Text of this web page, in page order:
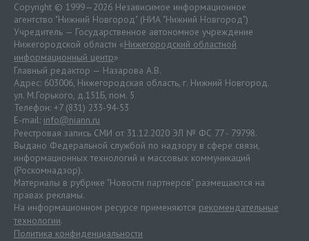
Copyright © 1999—2026 Независимое информационное
агентство "Нижний Новгород" (НИА "Нижний Новгород")
Учредитель — Государственное автономное учреждение
Нижегородской области «Нижегородский областной
информационный центр»
Главный редактор — Назарова А.В.
Адрес: 603006, Нижегородская область, г. Нижний Новгород.
ул. М.Горького, д.151Б, пом. 5
Телефон: +7 (831) 233-94-53
E-mail: info@niann.ru
Реестровая запись СМИ от 31.12.2020 ЭЛ № ФС 77 - 79798.
Выдано Федеральной службой по надзору в сфере связи,
информационных технологий и массовых коммуникаций
(Роскомнадзор).
Материалы в рубрике "Новости партнеров" размещаются на
правах рекламы.
На информационном ресурсе применяются рекомендательные
технологии.
Политика конфиденциальности